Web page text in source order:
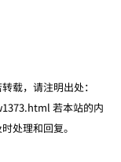
载，请注明出处：
若本站的内
处理和回复。